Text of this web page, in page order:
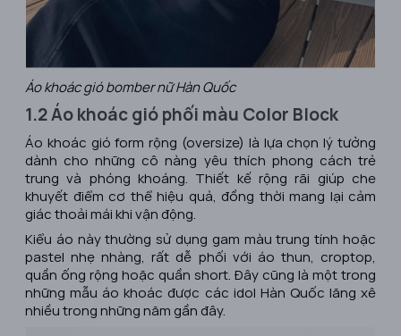
Áo khoác gió bomber nữ Hàn Quốc
1.2 Áo khoác gió phối màu Color Block
Áo khoác gió form rộng (oversize) là lựa chọn lý tưởng
dành cho những cô nàng yêu thích phong cách trẻ
trung và phóng khoáng. Thiết kế rộng rãi giúp che
khuyết điểm cơ thể hiệu quả, đồng thời mang lại cảm
giác thoải mái khi vận động.
Kiểu áo này thường sử dụng gam màu trung tính hoặc
pastel nhẹ nhàng, rất dễ phối với áo thun, croptop,
quần ống rộng hoặc quần short. Đây cũng là một trong
những mẫu áo khoác được các idol Hàn Quốc lăng xê
nhiều trong những năm gần đây.